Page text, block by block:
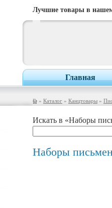
Лучшие товары в
Главная
» Каталог » Канцтовары »
Искать в «Наборы
Наборы